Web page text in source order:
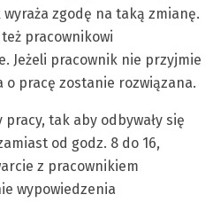
zgodę na taką zmianę.
pracownikowi
Jeżeli pracownik nie przyjmie
pracę zostanie rozwiązana.
tak aby odbywały się
od godz. 8 do 16,
z pracownikiem
wypowiedzenia